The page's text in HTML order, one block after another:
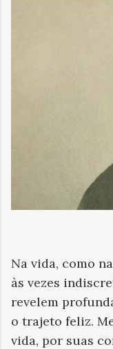
Na vida, como
às vezes
revelem
o trajeto feliz.
vida, por suas